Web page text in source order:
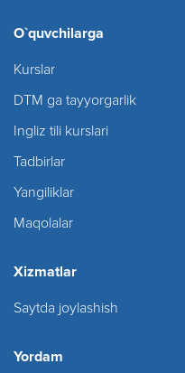
O`quvchilarga
Kurslar
DTM ga tayyorgarlik
Ingliz tili kurslari
Tadbirlar
Yangiliklar
Maqolalar
Xizmatlar
Saytda joylashish
Yordam